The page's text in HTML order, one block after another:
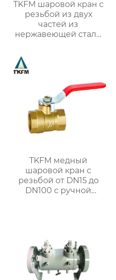
TKFM шаровой кран с
резьбой из двух
частей из
нержавеющей стали
TKFM медный
шаровой кран с
резьбой от DN15 до
DN100 с ручной